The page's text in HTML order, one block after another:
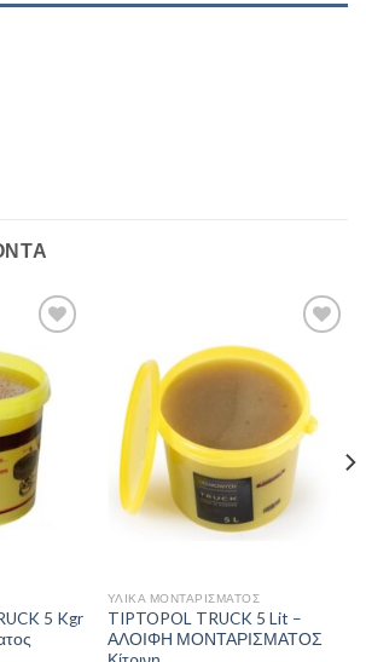
Πρόσθήκη
στην λίστα
επιθυμιών
5 Kgr
Πρόσθήκη
επιθυμιών
ΥΛΙΚΆ ΜΟΝΤΑΡΊΣΜΑΤΟΣ
TIPTOPOL TRUCK 5 Lit –
ΑΛΟΙΦΗ ΜΟΝΤΑΡΙΣΜΑΤΟΣ